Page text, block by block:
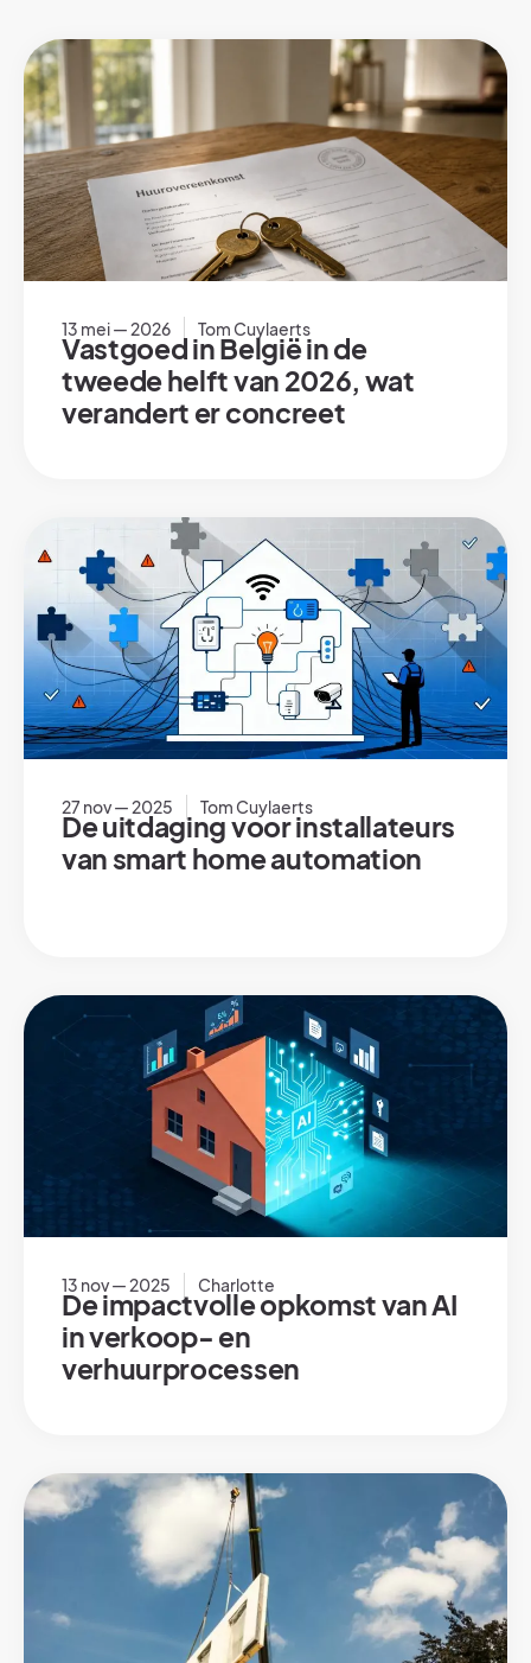
13 mei — 2026 Tom Cuylaerts
Vastgoed in België in de
tweede helft van 2026, wat
verandert er concreet
27 nov — 2025 Tom Cuylaerts
De uitdaging voor installateurs
van smart home automation
13 nov — 2025 Charlotte
De impactvolle opkomst van AI
in verkoop- en
verhuurprocessen